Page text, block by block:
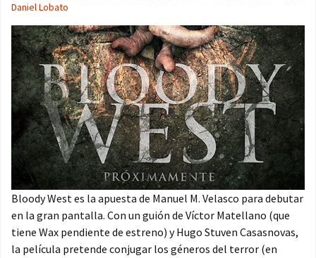
Daniel Lobato
Bloody West es la apuesta de Manuel M. Velasco para debutar
en la gran pantalla. Con un guión de Víctor Matellano (que
tiene Wax pendiente de estreno) y Hugo Stuven Casasnovas,
la película pretende conjugar los géneros del terror (en